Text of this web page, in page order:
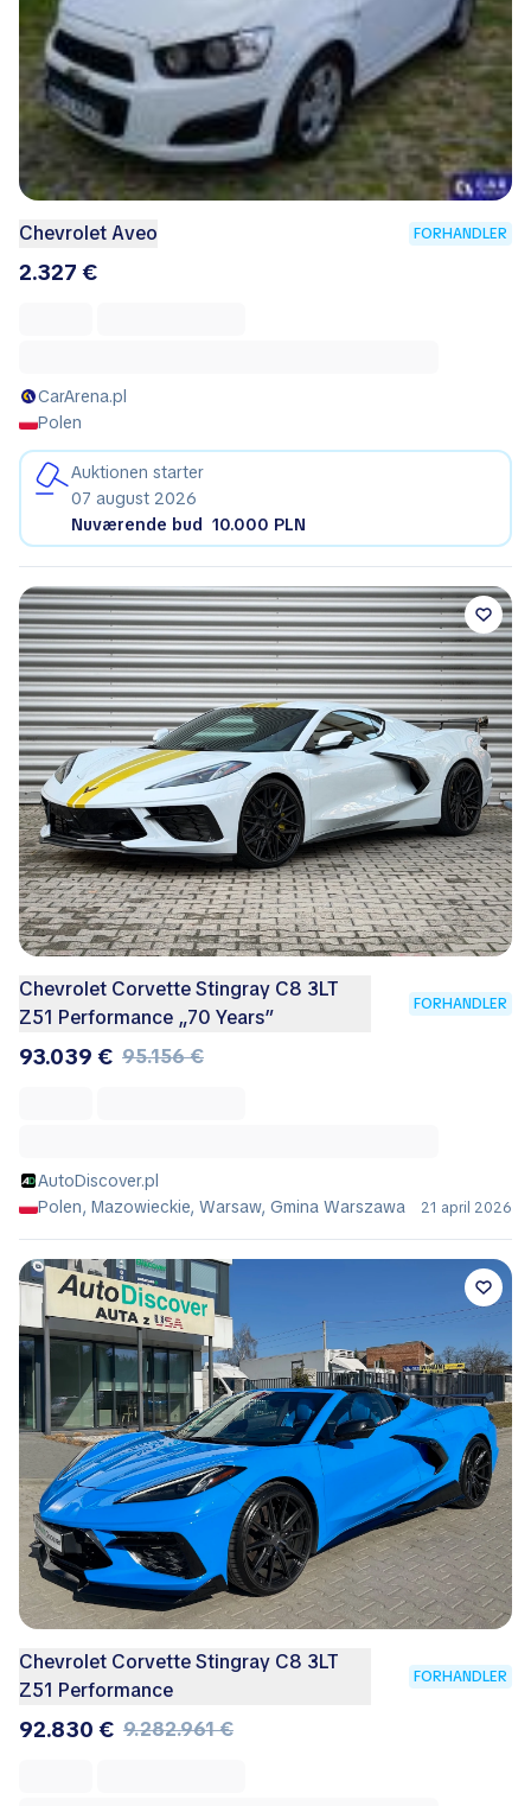
Chevrolet Aveo FORHANDLER
2.327 €
CarArena.pl
Polen
Auktionen starter
07 august 2026
Nuværende bud 10.000 PLN
Chevrolet Corvette Stingray C8 3LT
Z51 Performance „70 Years”
FORHANDLER
93.039 € 95.156 €
AutoDiscover.pl
Polen, Mazowieckie, Warsaw, Gmina Warszawa
21 april 2026
Chevrolet Corvette Stingray C8 3LT
Z51 Performance
FORHANDLER
92.830 € 9.282.961 €